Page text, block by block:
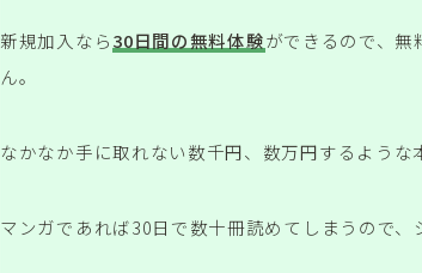
新規加入なら30日間の無料体験ができるので、
ん。
なかなか手に取れない数千円、数万円するような
マンガであれば30日で数十冊読めてしまうので